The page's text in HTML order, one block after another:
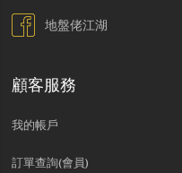
地盤佬江湖
顧客服務
我的帳戶
訂單查詢(會員)